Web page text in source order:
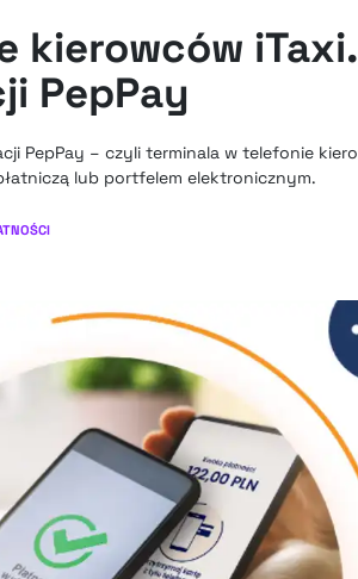
kierowców
PepPay
PepPay – czyli terminala w telefonie
lub portfelem elektronicznym.